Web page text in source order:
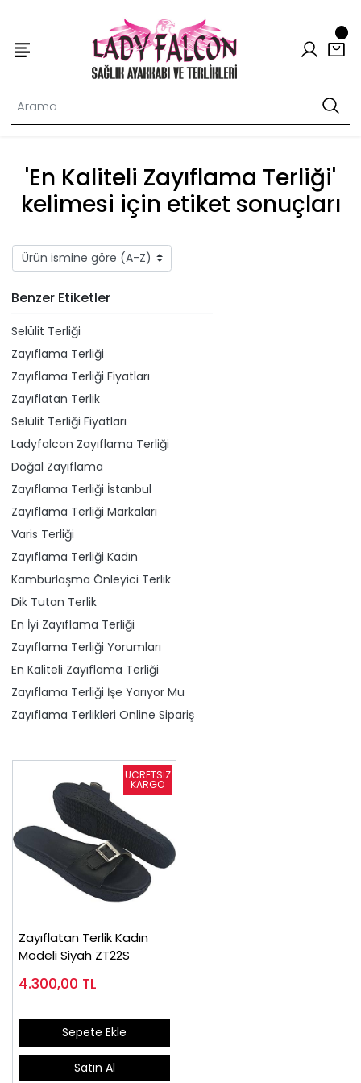
'En Kaliteli Zayıflama Terliği'
kelimesi için etiket sonuçları
Benzer Etiketler
Selülit Terliği
Zayıflama Terliği
Zayıflama Terliği Fiyatları
Zayıflatan Terlik
Selülit Terliği Fiyatları
Ladyfalcon Zayıflama Terliği
Doğal Zayıflama
Zayıflama Terliği İstanbul
Zayıflama Terliği Markaları
Varis Terliği
Zayıflama Terliği Kadın
Kamburlaşma Önleyici Terlik
Dik Tutan Terlik
En İyi Zayıflama Terliği
Zayıflama Terliği Yorumları
En Kaliteli Zayıflama Terliği
Zayıflama Terliği İşe Yarıyor Mu
Zayıflama Terlikleri Online Sipariş
Zayıflatan Terlik Kadın
Modeli Siyah ZT22S
4.300,00 TL
Sepete Ekle
Satın Al